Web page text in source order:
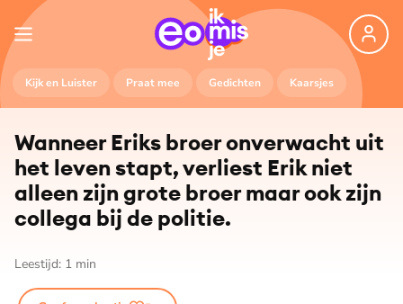
Kijk en Luister Praat mee Gedichten Kaarsjes
Wanneer Eriks broer onverwacht uit
het leven stapt, verliest Erik niet
alleen zijn grote broer maar ook zijn
collega bij de politie.
Leestijd: 1 min